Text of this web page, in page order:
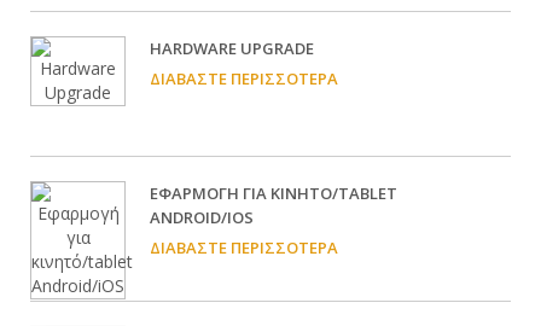
HARDWARE UPGRADE
ΔΙΑΒΆΣΤΕ ΠΕΡΙΣΣΌΤΕΡΑ
EΦΑΡΜΟΓΉ ΓΙΑ ΚΙΝΗΤΌ/TABLET
ANDROID/IOS
ΔΙΑΒΆΣΤΕ ΠΕΡΙΣΣΌΤΕΡΑ